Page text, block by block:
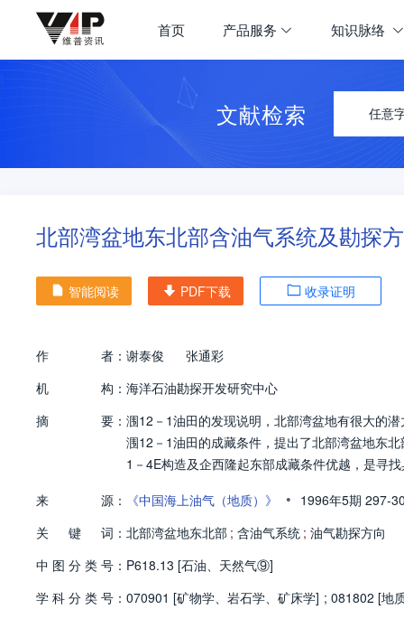
首页 产品服务 知识脉络
文献检索 任意
北部湾盆地东北部含油气系统及勘探
智能阅读 PDF下载 收录证明
作 者： 谢泰俊
张通彩
机
构： 海洋石油勘探开发研究中心
摘
要： 涠12－1油田的发现说明，北部湾盆地有很大的
涠12－1油田的成藏条件，提出了北部湾盆地东
1－4E构造及企西隆起东部成藏条件优越，是寻
来
源： 《中国海上油气（地质）》 • 1996年5期 297-
关
键 词： 北部湾盆地东北部 ; 含油气系统 ; 油气勘探方向
中 图 分 类 号： P618.13 [石油、天然气⑨]
学 科 分 类 号： 070901 [矿物学、岩石学、矿床学] ; 081802 [地